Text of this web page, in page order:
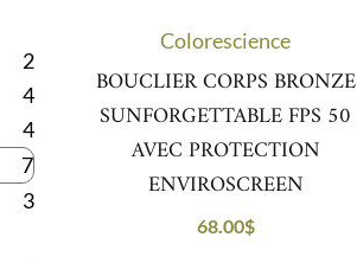
2
4
4
7
3
Colorescience
BOUCLIER CORPS BRONZE
SUNFORGETTABLE FPS 50
AVEC PROTECTION
ENVIROSCREEN
68.00$